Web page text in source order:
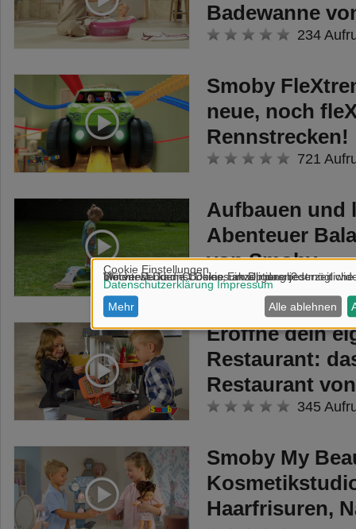
Badewanne
234
Smoby
neue, noch
Rennstrecken!
721
Aufbauen und
Abenteuer
von Smoby
147
Eröffne dein
Restaurant:
Restaurant
345
Smoby My
Haarfrisuren,